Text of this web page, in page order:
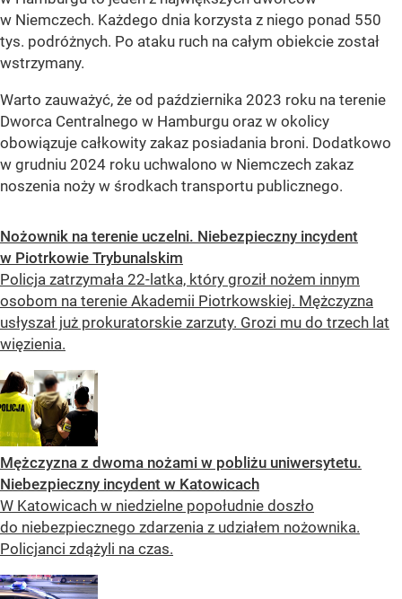
w Niemczech. Każdego dnia korzysta z niego ponad 550
tys. podróżnych. Po ataku ruch na całym obiekcie został
wstrzymany.
Warto zauważyć, że od października 2023 roku na terenie
Dworca Centralnego w Hamburgu oraz w okolicy
obowiązuje całkowity zakaz posiadania broni. Dodatkowo
w grudniu 2024 roku uchwalono w Niemczech zakaz
noszenia noży w środkach transportu publicznego.
Nożownik na terenie uczelni. Niebezpieczny incydent
w Piotrkowie Trybunalskim
Policja zatrzymała 22-latka, który groził nożem innym
osobom na terenie Akademii Piotrkowskiej. Mężczyzna
usłyszał już prokuratorskie zarzuty. Grozi mu do trzech lat
więzienia.
Mężczyzna z dwoma nożami w pobliżu uniwersytetu.
Niebezpieczny incydent w Katowicach
W Katowicach w niedzielne popołudnie doszło
do niebezpiecznego zdarzenia z udziałem nożownika.
Policjanci zdążyli na czas.